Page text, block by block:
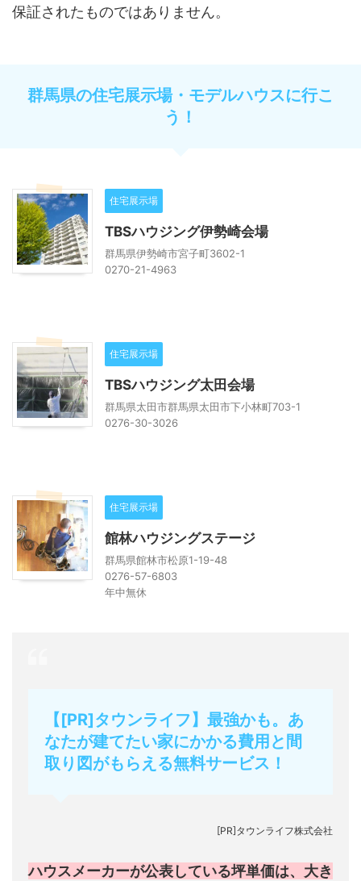
保証されたものではありません。
群馬県の住宅展示場・モデルハウスに行こ
う！
住宅展示場
TBSハウジング伊勢崎会場
群馬県伊勢崎市宮子町3602-1
0270-21-4963
住宅展示場
TBSハウジング太田会場
群馬県太田市群馬県太田市下小林町703-1
0276-30-3026
住宅展示場
館林ハウジングステージ
群馬県館林市松原1-19-48
0276-57-6803
年中無休
【[PR]タウンライフ】最強かも。あ
なたが建てたい家にかかる費用と間
取り図がもらえる無料サービス！
[PR]タウンライフ株式会社
ハウスメーカーが公表している坪単価は、大き